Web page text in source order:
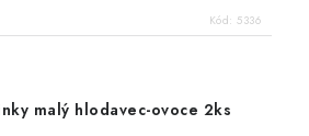
Kód: 5336
malý hlodavec-ovoce 2ks